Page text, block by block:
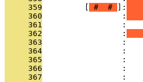
     359
# # ]:
     360
                 :
     361
:
     362
                 :
     363
:
     364
:
     365
:
     366
:
     367
: